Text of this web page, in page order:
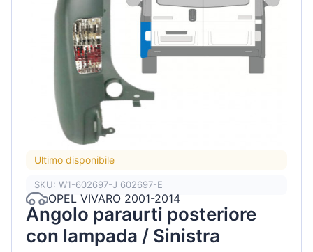
Ultimo disponibile
SKU: W1-602697-J 602697-E
OPEL VIVARO 2001-2014
Angolo paraurti posteriore
con lampada / Sinistra